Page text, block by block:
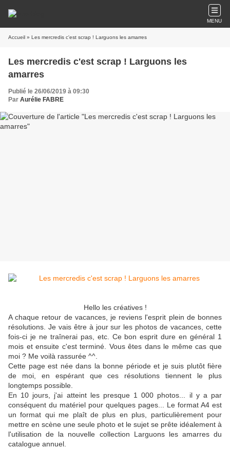
MENU
Accueil » Les mercredis c'est scrap ! Larguons les amarres
Les mercredis c'est scrap ! Larguons les
amarres
Publié le 26/06/2019 à 09:30
Par Aurélie FABRE
Hello les créatives !
A chaque retour de vacances, je reviens l'esprit plein de bonnes
résolutions. Je vais être à jour sur les photos de vacances, cette
fois-ci je ne traînerai pas, etc. Ce bon esprit dure en général 1
mois et ensuite c'est terminé. Vous êtes dans le même cas que
moi ? Me voilà rassurée ^^.
Cette page est née dans la bonne période et je suis plutôt fière
de moi, en espérant que ces résolutions tiennent le plus
longtemps possible.
En 10 jours, j'ai atteint les presque 1 000 photos... il y a par
conséquent du matériel pour quelques pages... Le format A4 est
un format qui me plaît de plus en plus, particulièrement pour
mettre en scène une seule photo et le sujet se prête idéalement à
l'utilisation de la nouvelle collection Larguons les amarres du
catalogue annuel.